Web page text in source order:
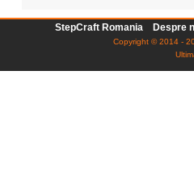
StepCraft Romania Despre
Copyright © 2014 -